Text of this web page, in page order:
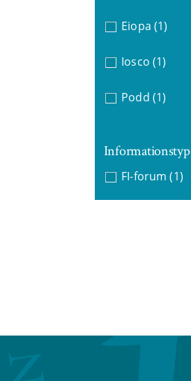
Eiopa (1)
Iosco (1)
Podd (1)
Informationstyp
FI-forum (1)